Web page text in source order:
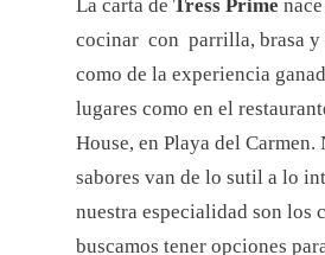
La carta de Tress Prime
cocinar con parrilla, brasa y
como de la experiencia
lugares como en el
House, en Playa del Carmen.
sabores van de lo sutil a lo
nuestra especialidad son los
buscamos tener opciones